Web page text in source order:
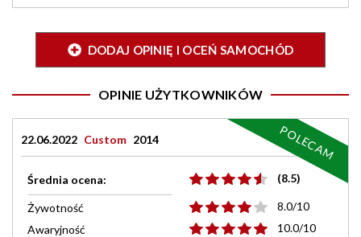
DODAJ OPINIĘ I OCEŃ SAMOCHÓD
OPINIE UŻYTKOWNIKÓW
22.06.2022 Custom 2014
Średnia ocena: (8.5)
Żywotność
8.0/10
Awaryjność
10.0/10
POLECAM